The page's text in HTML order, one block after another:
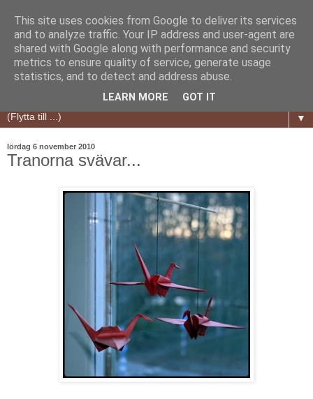
▼
lördag 6 november 2010
Tranorna svävar...
This site uses cookies from Google to deliver its services
and to analyze traffic. Your IP address and user-agent are
shared with Google along with performance and security
metrics to ensure quality of service, generate usage
statistics, and to detect and address abuse.
LEARN MORE GOT IT